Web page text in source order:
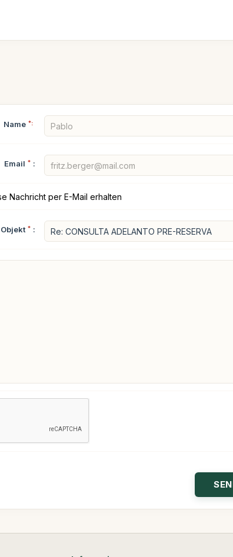
Name *:
Email * :
Nachricht per E-Mail erhalten
Objekt * :